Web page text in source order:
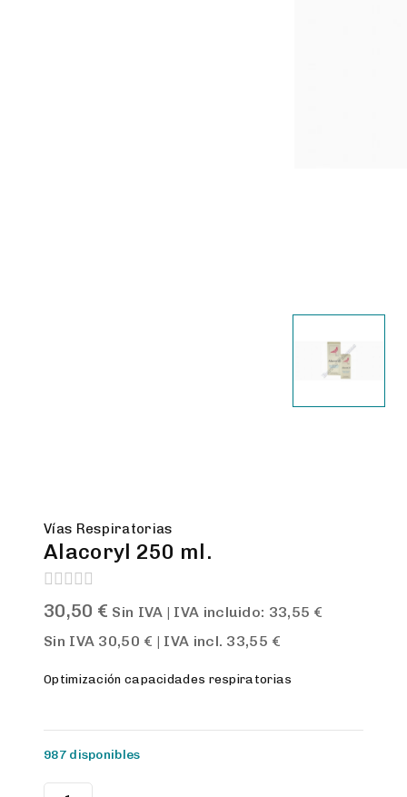
Vías Respiratorias
Alacoryl 250 ml.
0
out
of
5
30,50 € Sin IVA | IVA incluido: 33,55 €
Sin IVA 30,50 € | IVA incl. 33,55 €
Optimización capacidades respiratorias
987 disponibles
Alacoryl